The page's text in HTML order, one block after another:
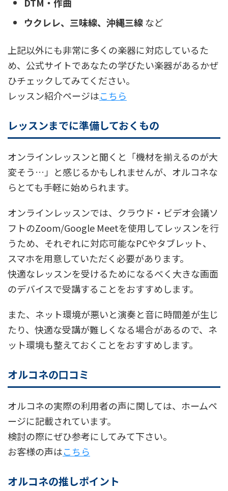
ウクレレ、三味線、沖縄三線など
上記以外にも非常に多くの楽器に対応しているた
め、公式サイトであなたの学びたい楽器があるかぜ
ひチェックしてみてください。
レッスン紹介ページはこちら
レッスンまでに準備しておくもの
オンラインレッスンと聞くと「機材を揃えるのが大
変そう…」と感じるかもしれませんが、オルコネな
らとても手軽に始められます。
オンラインレッスンでは、クラウド・ビデオ会議ソ
フトのZoom/Google Meetを使用してレッスンを行
うため、それぞれに対応可能なPCやタブレット、
スマホを用意していただく必要があります。
快適なレッスンを受けるためになるべく大きな画面
のデバイスで受講することをおすすめします。
また、ネット環境が悪いと演奏と音に時間差が生じ
たり、快適な受講が難しくなる場合があるので、ネ
ット環境も整えておくことをおすすめします。
オルコネの口コミ
オルコネの実際の利用者の声に関しては、ホームペ
ージに記載されています。
検討の際にぜひ参考にしてみて下さい。
お客様の声はこちら
オルコネの推しポイント